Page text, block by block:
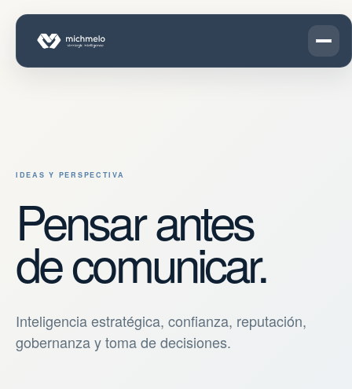
IDEAS Y PERSPECTIVA
Pensar antes
de comunicar.
Inteligencia estratégica, confianza, reputación,
gobernanza y toma de decisiones.